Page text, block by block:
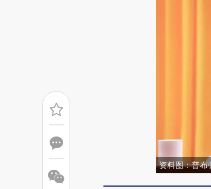
资料图：普布